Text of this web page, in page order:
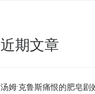
近期文章
汤姆·克鲁斯痛恨的肥皂